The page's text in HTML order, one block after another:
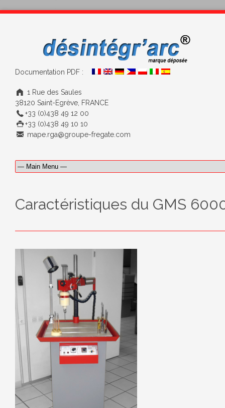
Documentation PDF :
1 Rue des Saules
38120 Saint-Egrève, FRANCE
+33 (0)438 49 12 00
+33 (0)438 49 10 10
mape.rga@groupe-fregate.com
Caractéristiques du GMS